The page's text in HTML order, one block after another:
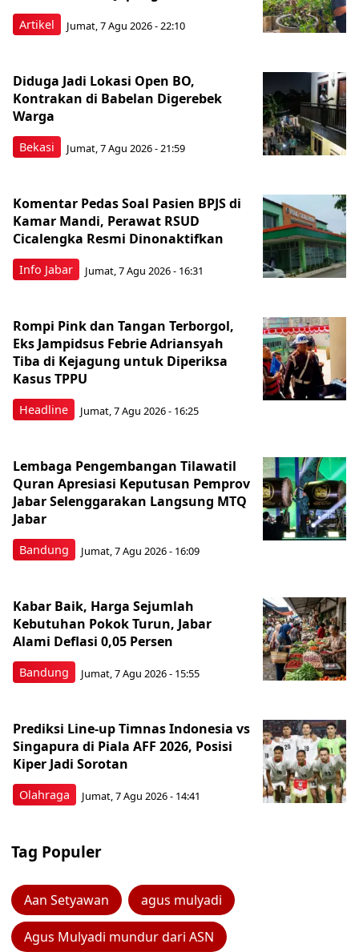
Artikel Jumat, 7 Agu 2026 - 22:10
Bekasi
Diduga Jadi Lokasi Open BO,
Kontrakan di Babelan Digerebek
Warga
Jumat, 7 Agu 2026 - 21:59
Info Jabar
Komentar Pedas Soal Pasien BPJS di
Kamar Mandi, Perawat RSUD
Cicalengka Resmi Dinonaktifkan
Jumat, 7 Agu 2026 - 16:31
Headline
Rompi Pink dan Tangan Terborgol,
Eks Jampidsus Febrie Adriansyah
Tiba di Kejagung untuk Diperiksa
Kasus TPPU
Jumat, 7 Agu 2026 - 16:25
Bandung
Lembaga Pengembangan Tilawatil
Quran Apresiasi Keputusan Pemprov
Jabar Selenggarakan Langsung MTQ
Jabar
Jumat, 7 Agu 2026 - 16:09
Bandung
Kabar Baik, Harga Sejumlah
Kebutuhan Pokok Turun, Jabar
Alami Deflasi 0,05 Persen
Jumat, 7 Agu 2026 - 15:55
Olahraga
Prediksi Line-up Timnas Indonesia vs
Singapura di Piala AFF 2026, Posisi
Kiper Jadi Sorotan
Jumat, 7 Agu 2026 - 14:41
Tag Populer
Aan Setyawan agus mulyadi
Agus Mulyadi mundur dari ASN